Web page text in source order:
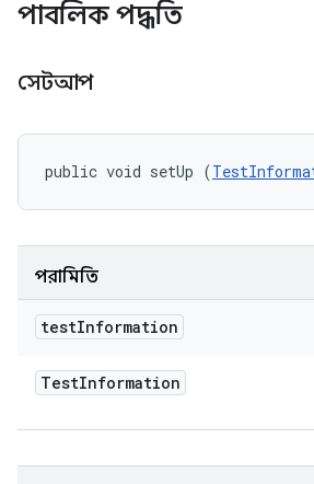
পাবলিক পদ্ধতি
সেটআপ
public void setUp (
পরামিতি
testInformation
TestInformation